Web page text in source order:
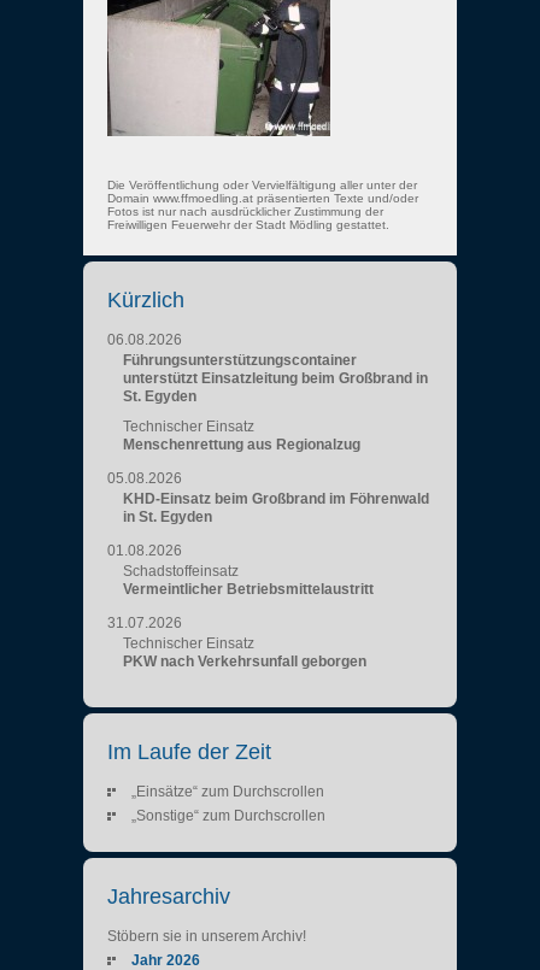
Die Veröffentlichung oder Vervielfältigung aller unter der
Domain www.ffmoedling.at präsentierten Texte und/oder
Fotos ist nur nach ausdrücklicher Zustimmung der
Freiwilligen Feuerwehr der Stadt Mödling gestattet.
Kürzlich
06.08.2026
Führungsunterstützungscontainer
unterstützt Einsatzleitung beim Großbrand in
St. Egyden
Technischer Einsatz
Menschenrettung aus Regionalzug
05.08.2026
KHD-Einsatz beim Großbrand im Föhrenwald
in St. Egyden
01.08.2026
Schadstoffeinsatz
Vermeintlicher Betriebsmittelaustritt
31.07.2026
Technischer Einsatz
PKW nach Verkehrsunfall geborgen
Im Laufe der Zeit
„Einsätze“ zum Durchscrollen
„Sonstige“ zum Durchscrollen
Jahresarchiv
Stöbern sie in unserem Archiv!
Jahr 2026